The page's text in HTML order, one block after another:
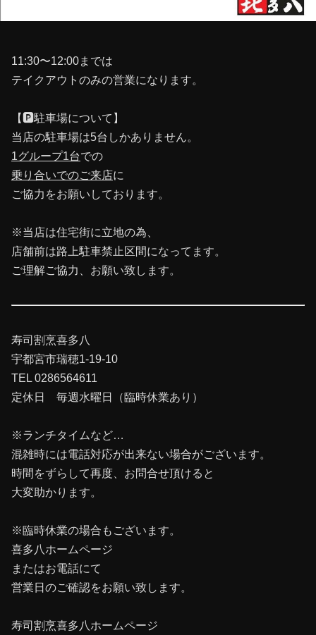
11:30〜12:00までは
テイクアウトのみの営業になります。
【🅿️駐車場について】
当店の駐車場は5台しかありません。
1グループ1台での
乗り合いでのご来店に
ご協力をお願いしております。
※当店は住宅街に立地の為、
店舗前は路上駐車禁止区間になってます。
ご理解ご協力、お願い致します。
寿司割烹喜多八
宇都宮市瑞穂1-19-10
TEL 0286564611
定休日 毎週水曜日（臨時休業あり）
※ランチタイムなど…
混雑時には電話対応が出来ない場合がございます。
時間をずらして再度、お問合せ頂けると
大変助かります。
※臨時休業の場合もございます。
喜多八ホームページ
またはお電話にて
営業日のご確認をお願い致します。
寿司割烹喜多八ホームページ